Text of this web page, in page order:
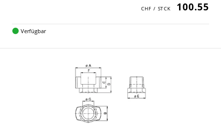
100.55
Verfügbar